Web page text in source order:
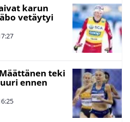
karun
vetäytyi
teki
ennen